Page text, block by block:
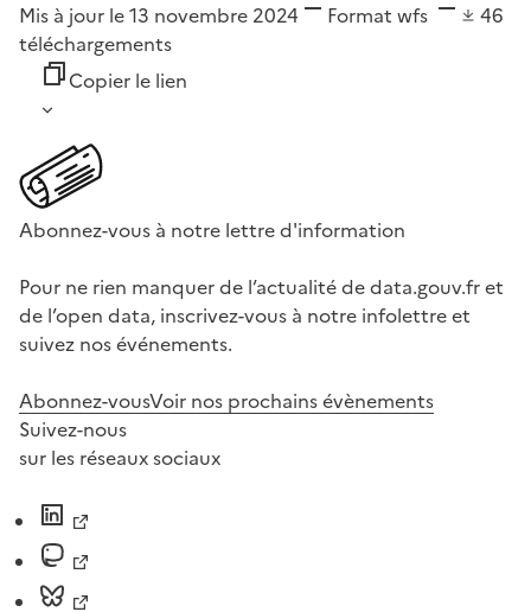
Mis à jour le 13 novembre 2024 Format wfs
46
téléchargements
Copier le lien
Abonnez-vous à notre lettre d'information
Pour ne rien manquer de l’actualité de data.gouv.fr et
de l’open data, inscrivez-vous à notre infolettre et
suivez nos événements.
Abonnez-vousVoir nos prochains évènements
Suivez-nous
sur les réseaux sociaux